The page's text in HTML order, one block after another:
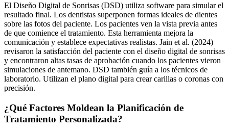
El Diseño Digital de Sonrisas (DSD) utiliza software para simular el
resultado final. Los dentistas superponen formas ideales de dientes
sobre las fotos del paciente. Los pacientes ven la vista previa antes
de que comience el tratamiento. Esta herramienta mejora la
comunicación y establece expectativas realistas. Jain et al. (2024)
revisaron la satisfacción del paciente con el diseño digital de sonrisas
y encontraron altas tasas de aprobación cuando los pacientes vieron
simulaciones de antemano. DSD también guía a los técnicos de
laboratorio. Utilizan el plano digital para crear carillas o coronas con
precisión.
¿Qué Factores Moldean la Planificación de
Tratamiento Personalizada?